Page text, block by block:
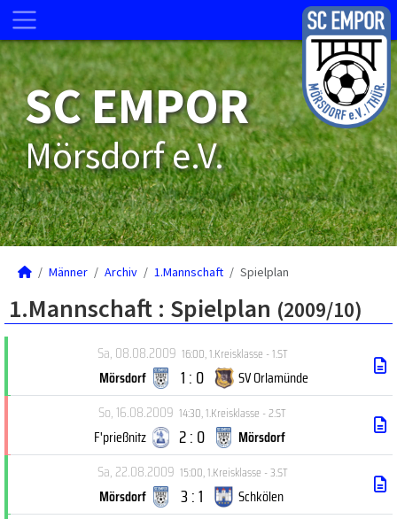
SC EMPOR
Mörsdorf e.V.
Männer Archiv 1.Mannschaft Spielplan
1.Mannschaft : Spielplan (2009/10)
Sa, 08.08.2009 16:00,1.Kreisklasse - 1.ST
Mörsdorf 1 : 0
SV Orlamünde
So, 16.08.2009 14:30,1.Kreisklasse - 2.ST
F'prießnitz 2 : 0
Mörsdorf
Sa, 22.08.2009 15:00,1.Kreisklasse - 3.ST
Mörsdorf 3 : 1
Schkölen